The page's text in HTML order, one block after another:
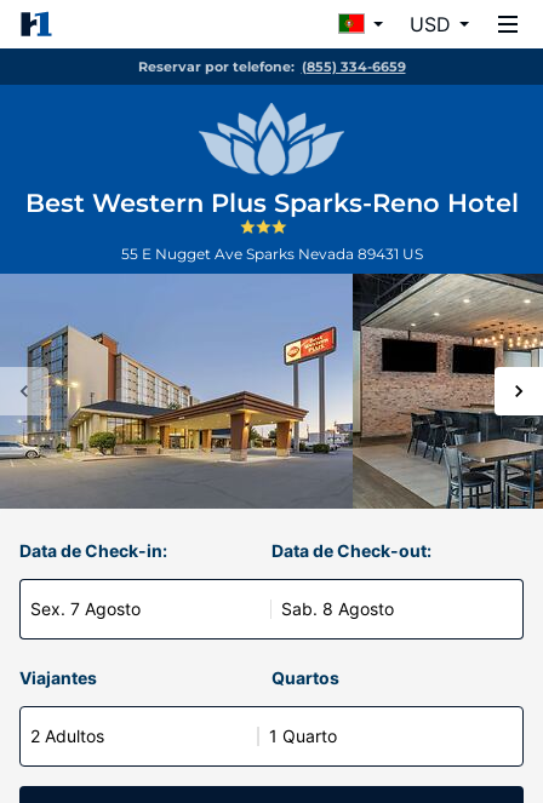
USD
Reservar por telefone: (855) 334-6659
Best Western Plus Sparks-Reno Hotel
55 E Nugget Ave Sparks Nevada 89431 US
Data de Check-in:
Sex. 7 Agosto
Data de Check-out:
Sab. 8 Agosto
Viajantes Quartos
2 Adultos 1 Quarto